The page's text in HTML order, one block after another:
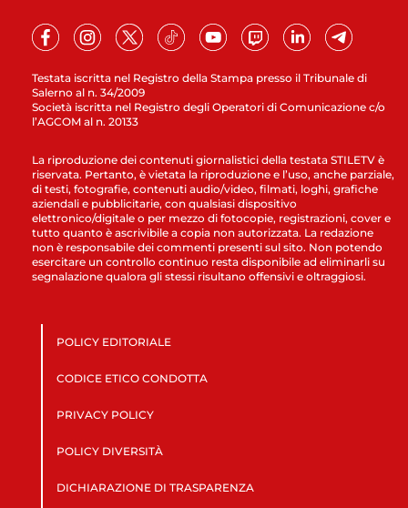
Testata iscritta nel Registro della Stampa presso il Tribunale di
Salerno al n. 34/2009
Società iscritta nel Registro degli Operatori di Comunicazione c/o
l’AGCOM al n. 20133
La riproduzione dei contenuti giornalistici della testata STILETV è
riservata. Pertanto, è vietata la riproduzione e l’uso, anche parziale,
di testi, fotografie, contenuti audio/video, filmati, loghi, grafiche
aziendali e pubblicitarie, con qualsiasi dispositivo
elettronico/digitale o per mezzo di fotocopie, registrazioni, cover e
tutto quanto è ascrivibile a copia non autorizzata. La redazione
non è responsabile dei commenti presenti sul sito. Non potendo
esercitare un controllo continuo resta disponibile ad eliminarli su
segnalazione qualora gli stessi risultano offensivi e oltraggiosi.
POLICY EDITORIALE
CODICE ETICO CONDOTTA
PRIVACY POLICY
POLICY DIVERSITÀ
DICHIARAZIONE DI TRASPARENZA